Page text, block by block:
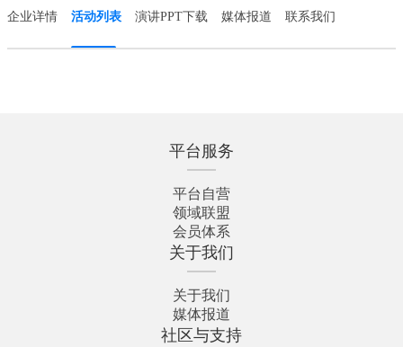
企业详情 活动列表 演讲PPT下载 媒体报道 联系我们
平台服务
平台自营
领域联盟
会员体系
关于我们
关于我们
媒体报道
社区与支持